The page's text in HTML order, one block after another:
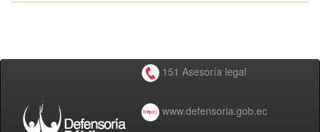
151 Asesoría legal
www.defensoria.gob.ec